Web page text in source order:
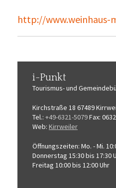
http://www.weinhaus-
i-Punkt
Tourismus-und
Kirchstraße 18 67489
Tel.: +49-6321-5079Fax:
Web: Kirrweiler
Öffnungszeiten: Mo. - Mi.
Donnerstag 15:30 bis 17:30
Freitag 10:00 bis 12:00 Uhr